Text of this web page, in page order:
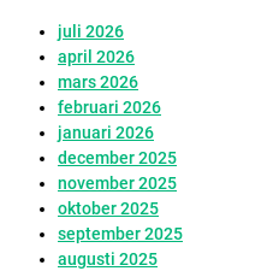
juli 2026
april 2026
mars 2026
februari 2026
januari 2026
december 2025
november 2025
oktober 2025
september 2025
augusti 2025